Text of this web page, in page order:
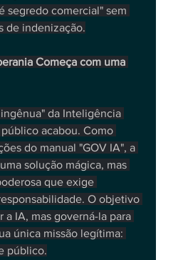
segredo comercial" sem
de indenização.
Começa com uma
da Inteligência
acabou. Como
do manual "GOV IA", a
solução mágica, mas
que exige
O objetivo
a IA, mas governá-la para
única missão legítima:
público.